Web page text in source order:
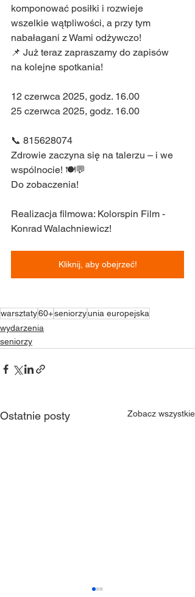
komponować posiłki i rozwieje
wszelkie wątpliwości, a przy tym
nabałagani z Wami odżywczo!
📌 Już teraz zapraszamy do zapisów
na kolejne spotkania!
12 czerwca 2025, godz. 16.00
25 czerwca 2025, godz. 16.00
📞 815628074
Zdrowie zaczyna się na talerzu – i we
wspólnocie! 🍽️💬
Do zobaczenia!
Realizacja filmowa: Kolorspin Film -
Konrad Walachniewicz!
Kliknij, aby obejrzeć!
warsztaty60+seniorzyunia europejska
wydarzenia
seniorzy
Ostatnie posty Zobacz wszystkie